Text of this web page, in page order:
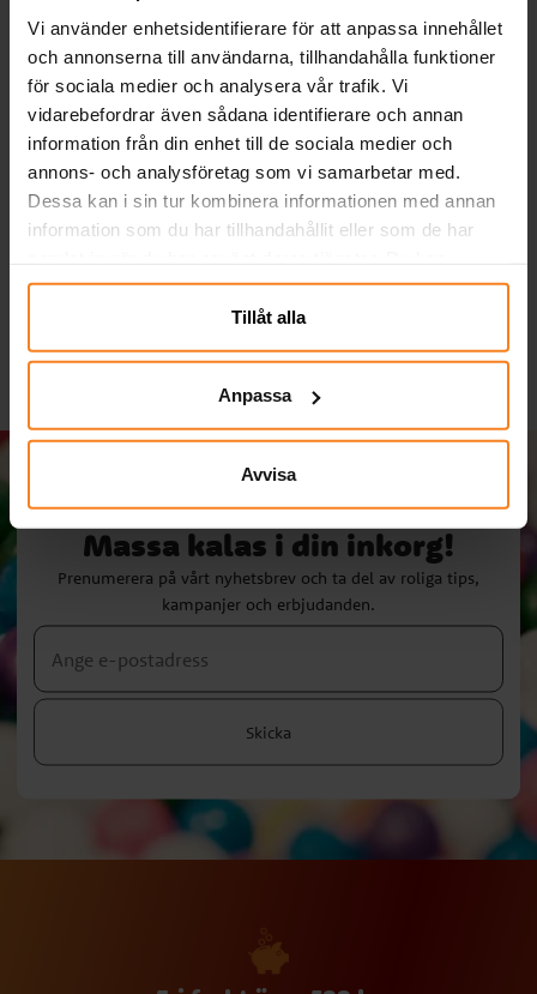
Vi använder enhetsidentifierare för att anpassa innehållet
och annonserna till användarna, tillhandahålla funktioner
för sociala medier och analysera vår trafik. Vi
vidarebefordrar även sådana identifierare och annan
information från din enhet till de sociala medier och
annons- och analysföretag som vi samarbetar med.
Dessa kan i sin tur kombinera informationen med annan
information som du har tillhandahållit eller som de har
närsomhelst ändra ditt samtycke.
Tillåt alla
Anpassa
Avvisa
Ballonger - Ljusblå 10-
pack
Sifferballonger Lila 86
cm
Massa kalas i din inkorg!
Prenumerera på vårt nyhetsbrev och ta del av roliga tips,
kampanjer och erbjudanden.
Skicka